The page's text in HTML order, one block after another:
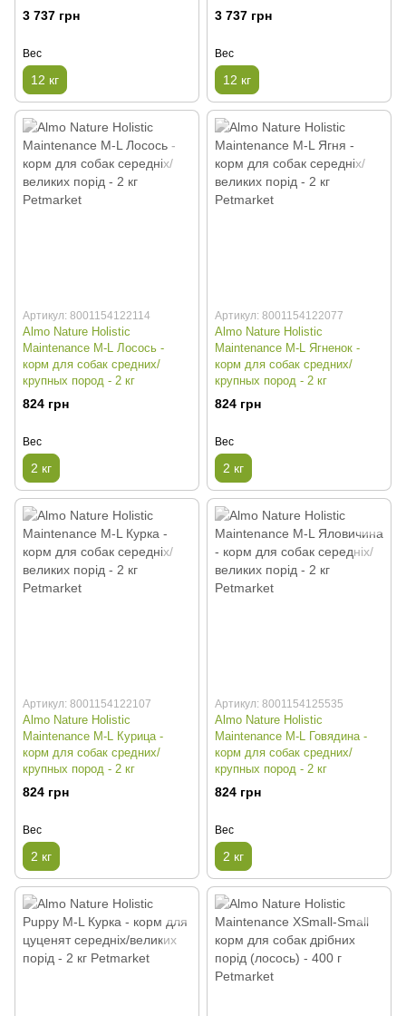
3 737 грн
Вес
12 кг
3 737 грн
Вес
12 кг
Артикул: 8001154122114
Almo Nature Holistic
Maintenance M-L Лосось -
корм для собак средних/
крупных пород - 2 кг
824 грн
Вес
2 кг
Артикул: 8001154122077
Almo Nature Holistic
Maintenance M-L Ягненок -
корм для собак средних/
крупных пород - 2 кг
824 грн
Вес
2 кг
Артикул: 8001154122107
Almo Nature Holistic
Maintenance M-L Курица -
корм для собак средних/
крупных пород - 2 кг
824 грн
Вес
2 кг
Артикул: 8001154125535
Almo Nature Holistic
Maintenance M-L Говядина -
корм для собак средних/
крупных пород - 2 кг
824 грн
Вес
2 кг